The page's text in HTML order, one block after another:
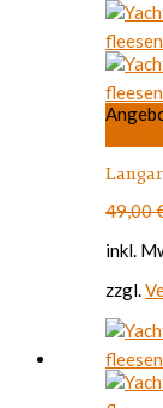
49,00
inkl.
zzgl.